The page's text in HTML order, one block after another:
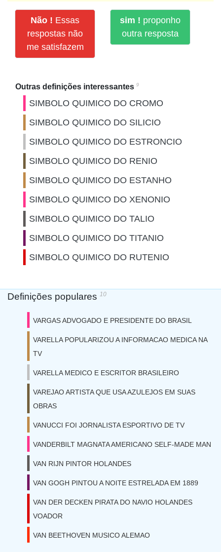
Não ! Essas
respostas não
me satisfazem
sim ! proponho
outra resposta
Outras definições interessantes 9
SIMBOLO QUIMICO DO CROMO
SIMBOLO QUIMICO DO SILICIO
SIMBOLO QUIMICO DO ESTRONCIO
SIMBOLO QUIMICO DO RENIO
SIMBOLO QUIMICO DO ESTANHO
SIMBOLO QUIMICO DO XENONIO
SIMBOLO QUIMICO DO TALIO
SIMBOLO QUIMICO DO TITANIO
SIMBOLO QUIMICO DO RUTENIO
Definições populares 10
VARGAS ADVOGADO E PRESIDENTE DO BRASIL
VARELLA POPULARIZOU A INFORMACAO MEDICA NA
TV
VARELLA MEDICO E ESCRITOR BRASILEIRO
VAREJAO ARTISTA QUE USA AZULEJOS EM SUAS
OBRAS
VANUCCI FOI JORNALISTA ESPORTIVO DE TV
VANDERBILT MAGNATA AMERICANO SELF-MADE MAN
VAN RIJN PINTOR HOLANDES
VAN GOGH PINTOU A NOITE ESTRELADA EM 1889
VAN DER DECKEN PIRATA DO NAVIO HOLANDES
VOADOR
VAN BEETHOVEN MUSICO ALEMAO